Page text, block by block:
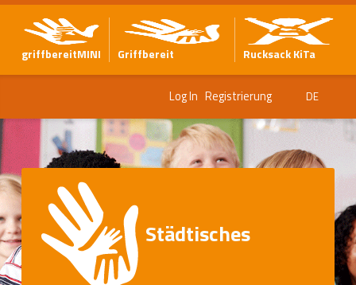
griffbereitMINI Griffbereit Rucksack KiTa
Log In Registrierung DE
Städtisches